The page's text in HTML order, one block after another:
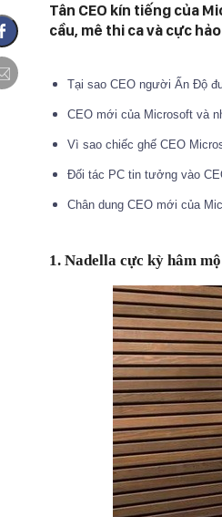
Tân CEO kín tiếng của
cầu, mê thi ca và cực
Tại sao CEO người Ấn Độ
CEO mới của Microsoft và
Vì sao chiếc ghế CEO
Đối tác PC tin tưởng vào
Chân dung CEO mới của
1. Nadella cực kỳ hâm